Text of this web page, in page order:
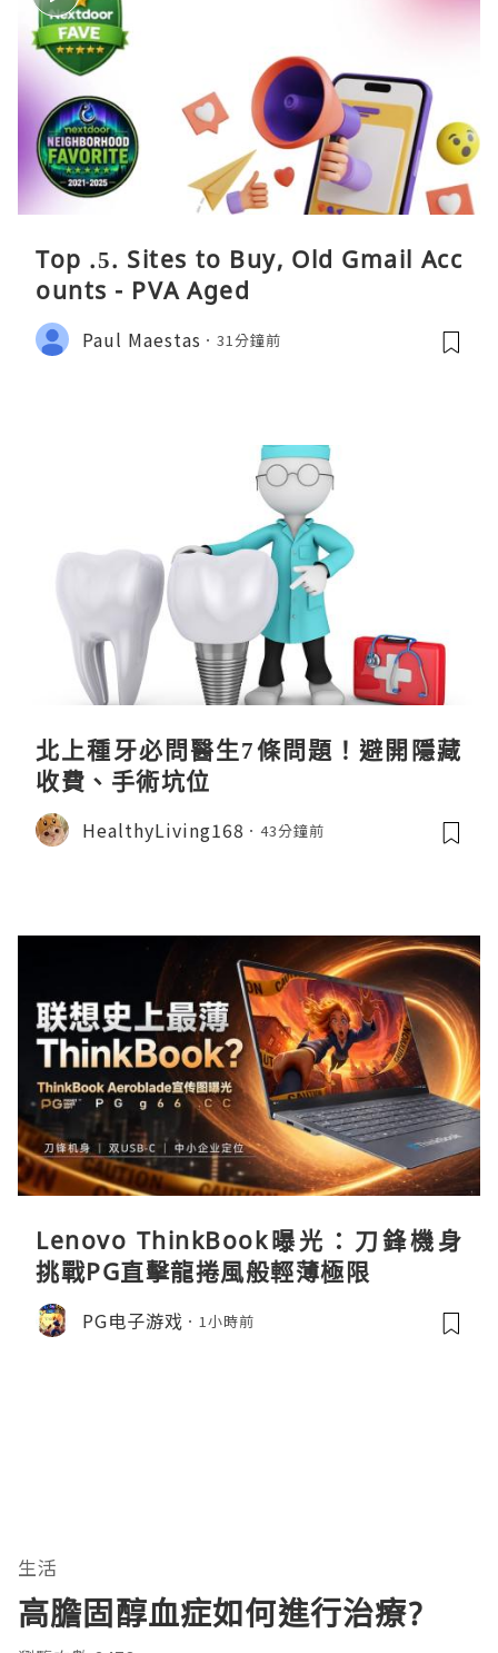
Top .5. Sites to Buy, Old Gmail Acc
ounts - PVA Aged
Paul Maestas 31分鐘前
北上種牙必問醫生7條問題！避開隱藏
收費、手術坑位
HealthyLiving168 43分鐘前
Lenovo ThinkBook曝光：刀鋒機身
挑戰PG直擊龍捲風般輕薄極限
PG电子游戏 1小時前
生活
高膽固醇血症如何進行治療?